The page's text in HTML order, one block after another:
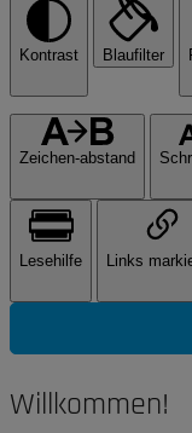
Kontrast Blaufilter
Zeichen-abstand
Lesehilfe Links
Willkommen!